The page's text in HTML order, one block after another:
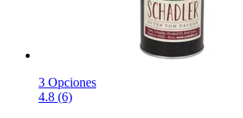
3 Opciones
4.8 (6)